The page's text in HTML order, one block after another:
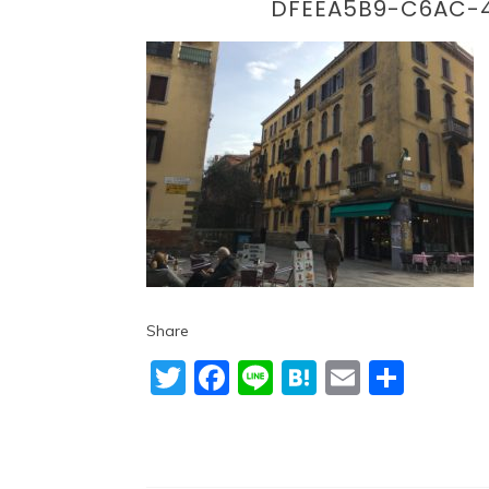
DFEEA5B9-C6AC-
Share
Twitter
Facebook
LineHatena
Email